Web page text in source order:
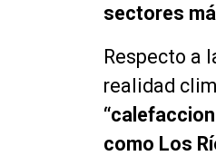
sectores
Respecto a
realidad
como Los